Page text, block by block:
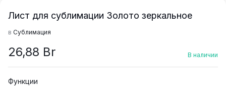
Витебске
Лист для сублимации Золото зеркальное
в Сублимация
26,88 Br В наличии
Функции